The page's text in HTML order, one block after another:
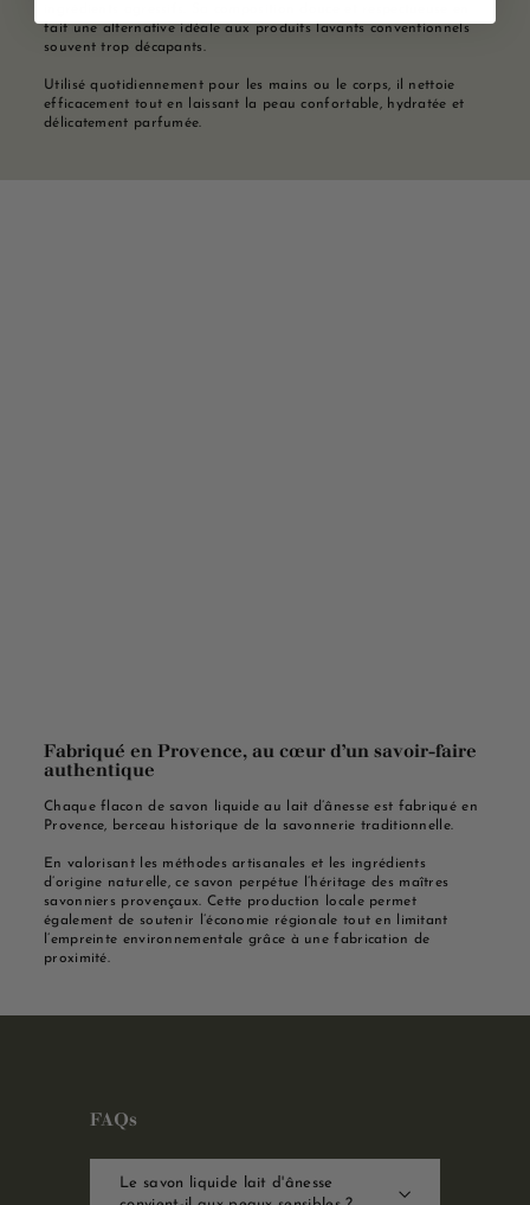
fait une alternative idéale aux produits lavants conventionnels
souvent trop décapants.
Utilisé quotidiennement pour les mains ou le corps, il nettoie
efficacement tout en laissant la peau confortable, hydratée et
délicatement parfumée.
Fabriqué en Provence, au cœur d’un savoir-faire
authentique
Chaque flacon de savon liquide au lait d’ânesse est fabriqué en
Provence, berceau historique de la savonnerie traditionnelle.
En valorisant les méthodes artisanales et les ingrédients
d’origine naturelle, ce savon perpétue l’héritage des maîtres
savonniers provençaux. Cette production locale permet
également de soutenir l’économie régionale tout en limitant
l’empreinte environnementale grâce à une fabrication de
proximité.
FAQs
Le savon liquide lait d'ânesse